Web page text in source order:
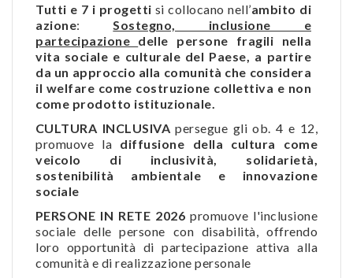
Tutti e 7 i progetti si collocano nell’ambito di
azione:Sostegno, inclusione e
partecipazione delle persone fragili nella
vita sociale e culturale del Paese, a partire
da un approccio alla comunità che considera
il welfare come costruzione collettiva e non
come prodotto istituzionale.
CULTURA INCLUSIVA persegue gli ob. 4 e 12,
promuove la diffusione della cultura come
veicolo di inclusività, solidarietà,
sostenibilità ambientale e innovazione
sociale
PERSONE IN RETE 2026promuove l'inclusione
sociale delle persone con disabilità, offrendo
loro opportunità di partecipazione attiva alla
comunità e di realizzazione personale